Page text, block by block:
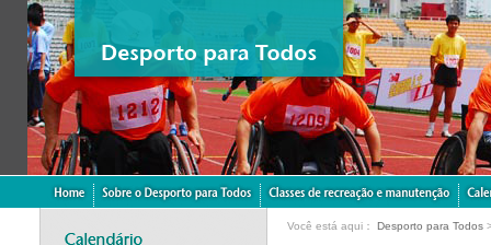
Você está aqui： Desporto para Todos